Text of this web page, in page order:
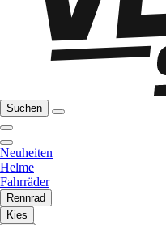
Suchen
Neuheiten
Helme
Fahrräder
Rennrad
Kies